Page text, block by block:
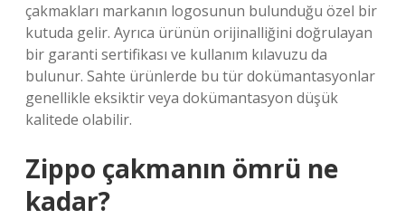
çakmakları markanın logosunun bulunduğu özel bir
kutuda gelir. Ayrıca ürünün orijinalliğini doğrulayan
bir garanti sertifikası ve kullanım kılavuzu da
bulunur. Sahte ürünlerde bu tür dokümantasyonlar
genellikle eksiktir veya dokümantasyon düşük
kalitede olabilir.
Zippo çakmanın ömrü ne
kadar?